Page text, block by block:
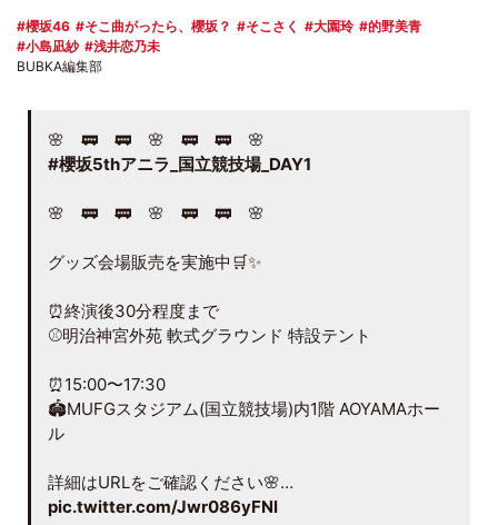
櫻坂46 そこ曲がったら、櫻坂？ そこさく 大園玲
的野美青
小島凪紗
浅井恋乃未
BUBKA編集部
🌸 🚃 🚃 🌸 🚃 🚃 🌸
#櫻坂5thアニラ_国立競技場_DAY1
🌸 🚃 🚃 🌸 🚃 🚃 🌸
グッズ会場販売を実施中🛒✨
⏰終演後30分程度まで
⚾️明治神宮外苑 軟式グラウンド 特設テント
⏰15:00〜17:30
🏟️MUFGスタジアム(国立競技場)内1階 AOYAMAホー
ル
詳細はURLをご確認ください🌸…
pic.twitter.com/Jwr086yFNl